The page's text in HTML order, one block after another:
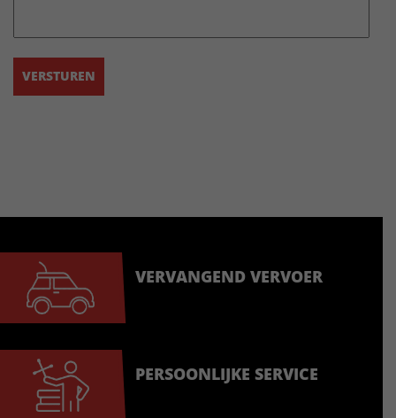
VERVANGEND VERVOER
PERSOONLIJKE SERVICE